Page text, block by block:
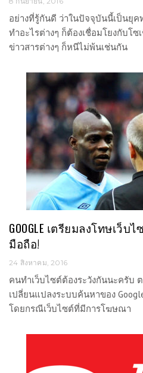
อย่างที่รู้กันดี ว่าในปัจจุบันนี้เป็นยุค
ทำอะไรต่างๆ ก็ต้องเชื่อมโยงกับโ
ข่าวสารต่างๆ ก็หนีไม่พ้นเช่นกัน
GOOGLE เตรียมลงโทษเว็
มือถือ!
24 สิงหาคม, 2016
คนทำเว็บไซต์ต้องระวังกันนะครับ
เปลี่ยนแปลงระบบค้นหาของ
โดยกรณีเว็บไซต์ที่มีการโฆษณา